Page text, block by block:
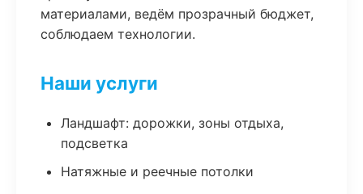
материалами, ведём прозрачный бюджет,
соблюдаем технологии.
Наши услуги
Ландшафт: дорожки, зоны отдыха,
подсветка
Натяжные и реечные потолки